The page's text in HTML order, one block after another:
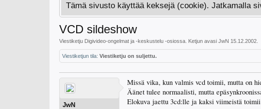
Tämä sivusto käyttää keksejä (cookie). Jatkamalla
VCD sildeshow
Viestiketju Digivideo-ongelmat ja -keskustelu -osiossa. Ketjun avasi JwN 15.12.2002
Viestiketjun tila: Viestiketju on suljettu.
JwN
Missä vika, kun valmis vcd toimii, mutta on
Äänet tulee normaalisti, mutta
Elokuva jaettu 3cd:lle ja kaksi viimeistä